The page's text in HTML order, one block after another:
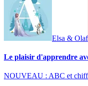
Elsa & Olaf
Le plaisir d'apprendre
NOUVEAU : ABC et